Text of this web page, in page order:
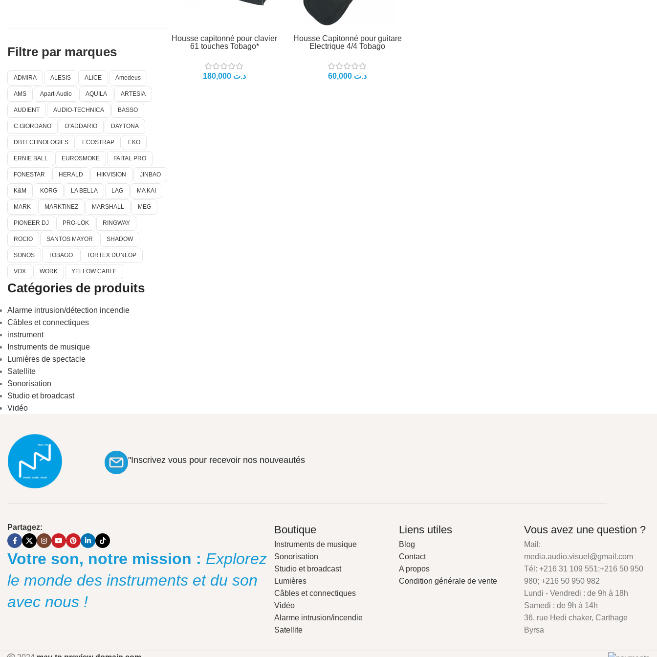
Filtre par marques
ADMIRA ALESIS ALICE Amedeus
AMS Apart-Audio AQUILA ARTESIA
AUDIENT AUDIO-TECHNICA BASSO
C.GIORDANO D'ADDARIO DAYTONA
DBTECHNOLOGIES ECOSTRAP EKO
ERNIE BALL EUROSMOKE FAITAL PRO
FONESTAR HERALD HIKVISION JINBAO
K&M KORG LA BELLA LAG MA KAI
MARK MARKTINEZ MARSHALL MEG
PIONEER DJ PRO-LOK RINGWAY
ROCIO SANTOS MAYOR SHADOW
SONOS TOBAGO TORTEX DUNLOP
VOX WORK YELLOW CABLE
Catégories de produits
Alarme intrusion/détection incendie
Câbles et connectiques
instrument
Instruments de musique
Lumières de spectacle
Satellite
Sonorisation
Studio et broadcast
Vidéo
Housse capitonné pour clavier
61 touches Tobago*
د.ت
Housse Capitonné pour guitare
Electrique 4/4 Tobago
د.ت
"Inscrivez vous pour recevoir nos nouveautés
Partagez:
Votre son, notre mission : Explorez
le monde des instruments et du son
avec nous !
Boutique
Instruments de musique
Sonorisation
Studio et broadcast
Lumières
Câbles et connectiques
Vidéo
Alarme intrusion/incendie
Satellite
Liens utiles
Blog
Contact
A propos
Condition générale de vente
Vous avez une question ?
Mail:
media.audio.visuel@gmail.com
Tél: +216 31 109 551;+216 50 950
980; +216 50 950 982
Lundi - Vendredi : de 9h à 18h
Samedi : de 9h à 14h
36, rue Hedi chaker, Carthage
Byrsa